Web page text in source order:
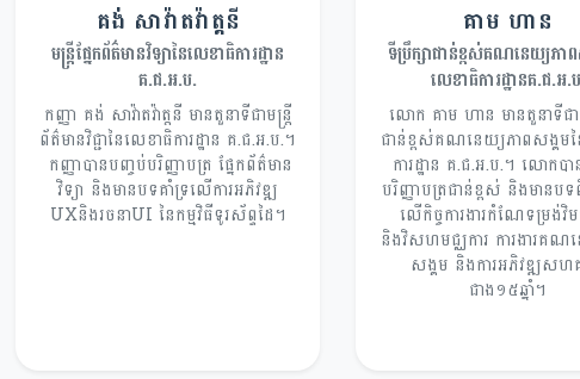
គង់ សាវ៉ាតវ៉ាត្តនី
មន្ត្រីផ្នែកព័ត៌មានវិទ្យានៃលេខាធិការដ្ឋាន
គ.ជ.អ.ប.
កញ្ញា គង់ សាវ៉ាតវ៉ាត្តនី មានតួនាទីជាមន្ត្រី
ព័ត៌មានវិជ្ជានៃលេខាធិការដ្ឋាន គ.ជ.អ.ប.។
កញ្ញាបានបញ្ចប់បរិញ្ញាបត្រ ផ្នែកព័ត៌មាន
វិទ្យា និងមានបទគាំទ្រលើការអភិវឌ្ឍ
UXនិងរចនាUI នៃកម្មវិធីទូរស័ព្ទដៃ។
គាម ហាន
ទីប្រឹក្សាជាន់ខ្ពស់គណនេយ្យភា
លេខាធិការដ្ឋានគ.ជ.អ.
លោក គាម ហាន មានតួនាទីជា
ជាន់ខ្ពស់គណនេយ្យភាពសង្គម
ការដ្ឋាន គ.ជ.អ.ប.។ លោកប
បរិញ្ញាបត្រជាន់ខ្ពស់ និងមាន
លើកិច្ចការងារកំណែទម្រង់វិម
និងវិសហមជ្ឈការ ការងារគណ
សង្គម និងការអភិវឌ្ឍស
ជាង១៥ឆ្នាំ។